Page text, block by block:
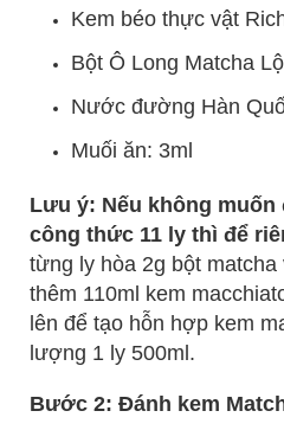
Kem béo thực vật
Bột Ô Long Matcha
Nước đường Hàn
Muối ăn: 3ml
Lưu ý: Nếu không muốn
công thức 11 ly thì để
từng ly hòa 2g bột
thêm 110ml kem
lên để tạo hỗn hợp kem
lượng 1 ly 500ml.
Bước 2: Đánh kem